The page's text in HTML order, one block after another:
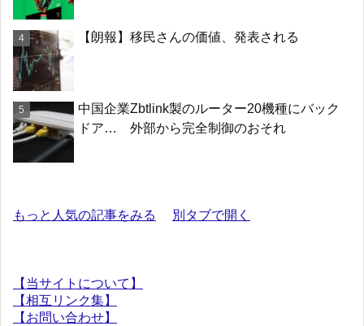
【朗報】移民さんの価値、発表される
中国企業Zbtlink製のルーター20機種にバック
ドア… 外部から完全制御のおそれ
もっと人気の記事をみる 別タブで開く
【当サイトについて】
【相互リンク集】
【お問い合わせ】